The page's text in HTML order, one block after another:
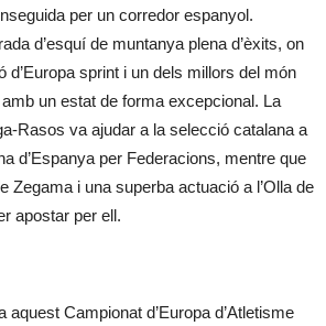
per un corredor espanyol.
d’esquí de muntanya plena d’èxits, on
d’Europa sprint i un dels millors del món
un estat de forma excepcional. La
Rasos va ajudar a la selecció catalana a
d’Espanya per Federacions, mentre que
Zegama i una superba actuació a l’Olla de
apostar per ell.
aquest Campionat d’Europa d’Atletisme